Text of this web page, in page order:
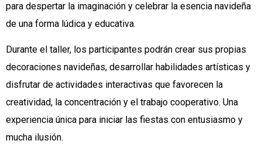
para despertar la imaginación y celebrar la esencia navideña
de una forma lúdica y educativa.
Durante el taller, los participantes podrán crear sus propias
decoraciones navideñas, desarrollar habilidades artísticas y
disfrutar de actividades interactivas que favorecen la
creatividad, la concentración y el trabajo cooperativo. Una
experiencia única para iniciar las fiestas con entusiasmo y
mucha ilusión.